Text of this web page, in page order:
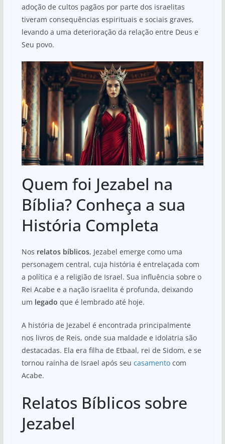
adoção de cultos pagãos por parte dos israelitas
tiveram consequências espirituais e sociais graves,
levando a uma deterioração da relação entre Deus e
Seu povo.
Quem foi Jezabel na
Bíblia? Conheça a sua
História Completa
Nos relatos bíblicos, Jezabel emerge como uma
personagem central, cuja história é entrelaçada com
a política e a religião de Israel. Sua influência sobre o
Rei Acabe e a nação israelita é profunda, deixando
um legado que é lembrado até hoje.
A história de Jezabel é encontrada principalmente
nos livros de Reis, onde sua maldade e idolatria são
destacadas. Ela era filha de Etbaal, rei de Sidom, e se
tornou rainha de Israel após seu casamentocom
Acabe.
Relatos Bíblicos sobre
Jezabel